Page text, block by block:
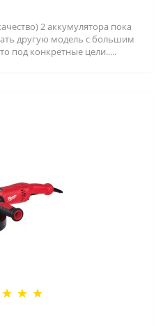
2 аккумулятора пока
другую модель с большим
под конкретные цели.....